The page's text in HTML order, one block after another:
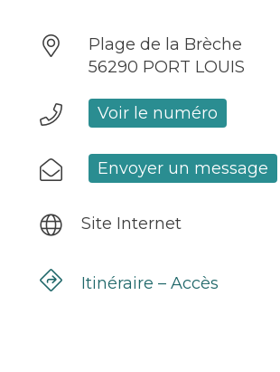
Plage de la Brèche
56290 PORT LOUIS
Voir le numéro
Envoyer un message
Site Internet
Itinéraire – Accès